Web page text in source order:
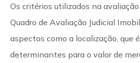
Os critérios utilizados na
Quadro de Avaliação Judicial
aspectos como a localização, que
determinantes para o valor de